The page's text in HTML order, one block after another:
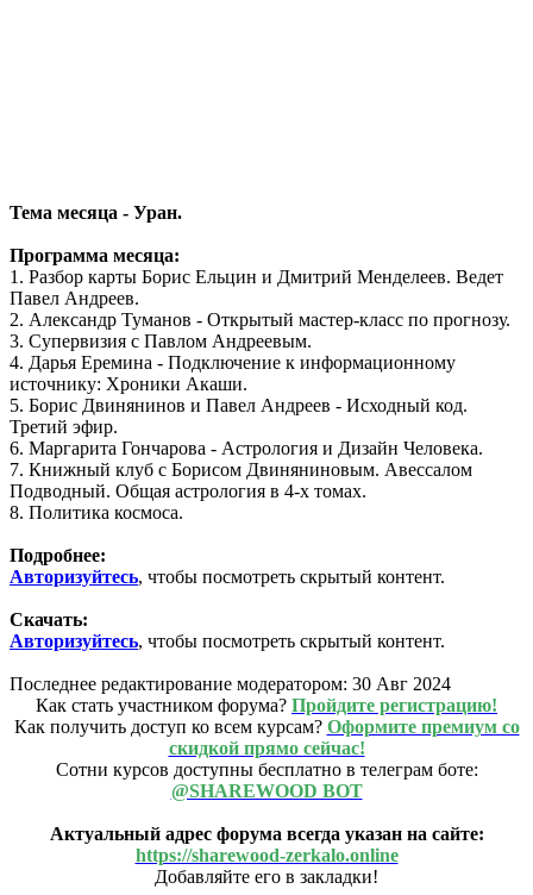
Тема месяца - Уран.
Программа месяца:
1. Разбор карты Борис Ельцин и Дмитрий Менделеев. Ведет
Павел Андреев.
2. Александр Туманов - Открытый мастер-класс по прогнозу.
3. Супервизия с Павлом Андреевым.
4. Дарья Еремина - Подключение к информационному
источнику: Хроники Акаши.
5. Борис Двинянинов и Павел Андреев - Исходный код.
Третий эфир.
6. Маргарита Гончарова - Астрология и Дизайн Человека.
7. Книжный клуб с Борисом Двиняниновым. Авессалом
Подводный. Общая астрология в 4-х томах.
8. Политика космоса.
Подробнее:
Авторизуйтесь, чтобы посмотреть скрытый контент.
Скачать:
Авторизуйтесь, чтобы посмотреть скрытый контент.
Последнее редактирование модератором: 30 Авг 2024
Как стать участником форума? Пройдите регистрацию!
Как получить доступ ко всем курсам? Оформите премиум со
скидкой прямо сейчас!
Сотни курсов доступны бесплатно в телеграм боте:
@SHAREWOOD BOT
Актуальный адрес форума всегда указан на сайте:
https://sharewood-zerkalo.online
Добавляйте его в закладки!